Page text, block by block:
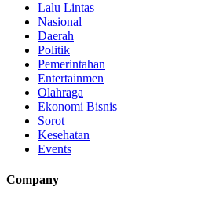
Lalu Lintas
Nasional
Daerah
Politik
Pemerintahan
Entertainmen
Olahraga
Ekonomi Bisnis
Sorot
Kesehatan
Events
Company